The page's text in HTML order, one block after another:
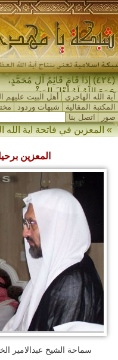
(٤٢٤) إِذَا قَامَ قَائِمُ آلِ مُحَمَّدٍ،
جَمَعَ اللهُ لَهُ أَهْلَ المَشْرِقِ-
آية الله الهاجري أهل البيت عليهم
المكتبة المقالية
شبهات وردود
صور
اتصل بنا
»المعزين في فاتحة اية
المعزين
سماحة الشيخ عبدالامير